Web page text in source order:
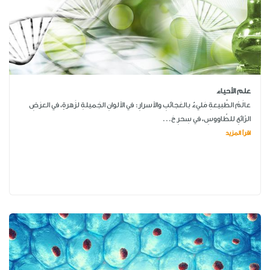
علم الأحياء
عالَمُ الطَّبيعةِ مَليءٌ بالعَجائبِ والأسرارِ: في الألوانِ الجَميلةِ لزَهرةٍ، في العرَضِ
الرّائعِ للطّاووسِ، في سِحرِ حَ...
اقرأ المزيد